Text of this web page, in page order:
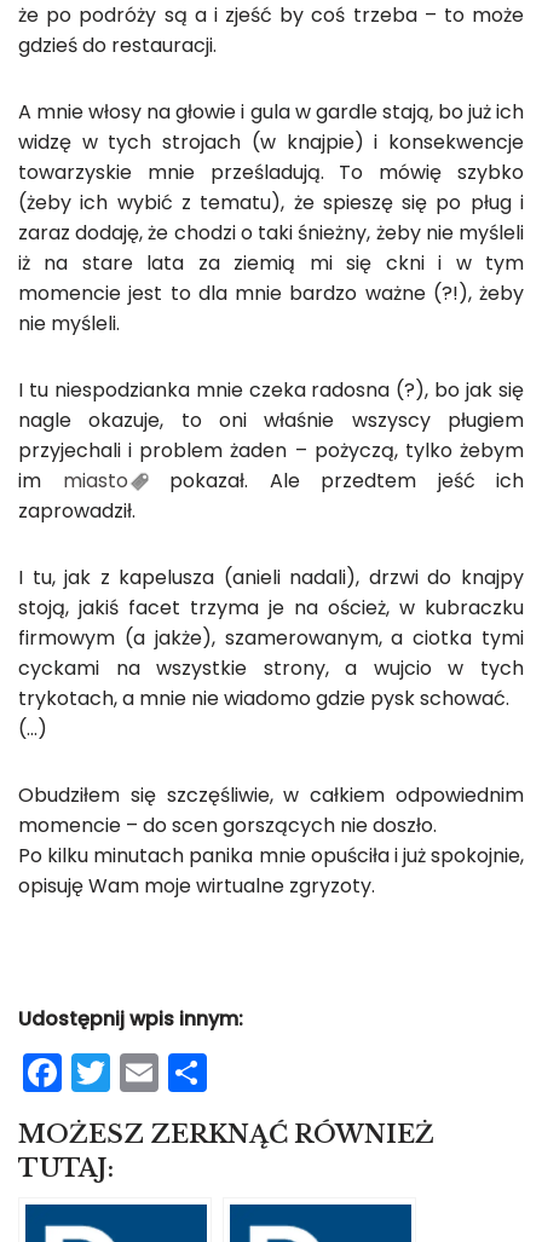
że po podróży są a i zjeść by coś trzeba – to może
gdzieś do restauracji.
A mnie włosy na głowie i gula w gardle stają, bo już ich
widzę w tych strojach (w knajpie) i konsekwencje
towarzyskie mnie prześladują. To mówię szybko
(żeby ich wybić z tematu), że spieszę się po pług i
zaraz dodaję, że chodzi o taki śnieżny, żeby nie myśleli
iż na stare lata za ziemią mi się ckni i w tym
momencie jest to dla mnie bardzo ważne (?!), żeby
nie myśleli.
I tu niespodzianka mnie czeka radosna (?), bo jak się
nagle okazuje, to oni właśnie wszyscy pługiem
przyjechali i problem żaden – pożyczą, tylko żebym
im miasto
pokazał. Ale przedtem jeść ich
zaprowadził.
I tu, jak z kapelusza (anieli nadali), drzwi do knajpy
stoją, jakiś facet trzyma je na oścież, w kubraczku
firmowym (a jakże), szamerowanym, a ciotka tymi
cyckami na wszystkie strony, a wujcio w tych
trykotach, a mnie nie wiadomo gdzie pysk schować.
(…)
Obudziłem się szczęśliwie, w całkiem odpowiednim
momencie – do scen gorszących nie doszło.
Po kilku minutach panika mnie opuściła i już spokojnie,
opisuję Wam moje wirtualne zgryzoty.
Udostępnij wpis innym:
F
a
c
e
b
T
w
itt
er
E
m
ai
h
ar
MOŻESZ ZERKNĄĆ RÓWNIEŻ
TUTAJ: